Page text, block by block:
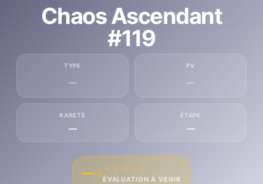
Chaos Ascendant
#119
TYPE
—
PV
—
RARETÉ
—
ÉTAPE
—
—/10
★ ★ ★ ★ ★
ÉVALUATION À VENIR